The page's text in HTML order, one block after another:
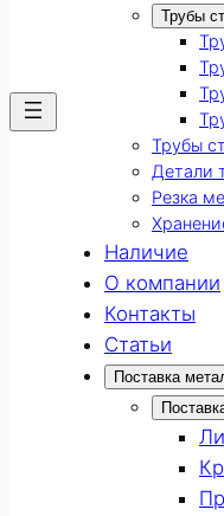
Трубы
Трубы
Детали
Резка
Наличие
О компании
Контакты
Статьи
Поставка